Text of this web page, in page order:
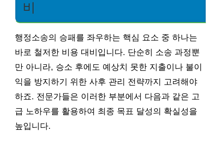
비
행정소송의 승패를 좌우하는 핵심 요소 중 하나는
바로 철저한 비용 대비입니다. 단순히 소송 과정뿐
만 아니라, 승소 후에도 예상치 못한 지출이나 불이
익을 방지하기 위한 사후 관리 전략까지 고려해야
하죠. 전문가들은 이러한 부분에서 다음과 같은 고
급 노하우를 활용하여 최종 목표 달성의 확실성을
높입니다.